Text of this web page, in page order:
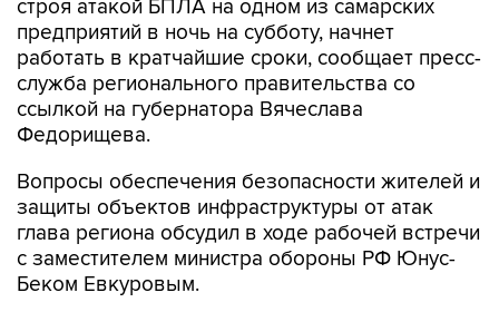
строя атакой БПЛА на одном из самарских
предприятий в ночь на субботу, начнет
работать в кратчайшие сроки, сообщает пресс-
служба регионального правительства со
ссылкой на губернатора Вячеслава
Федорищева.
Вопросы обеспечения безопасности жителей и
защиты объектов инфраструктуры от атак
глава региона обсудил в ходе рабочей встречи
с заместителем министра обороны РФ Юнус-
Беком Евкуровым.